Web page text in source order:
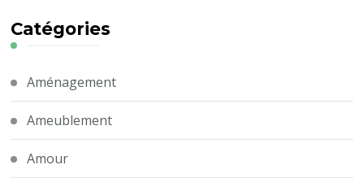
Catégories
Aménagement
Ameublement
Amour